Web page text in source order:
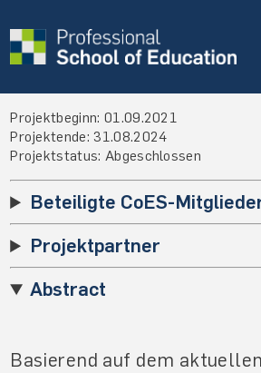
Projektbeginn: 01.09.2021
Projektende: 31.08.2024
Projektstatus: Abgeschlossen
Beteiligte CoES-
Projektpartner
Abstract
Basierend auf dem aktuellen